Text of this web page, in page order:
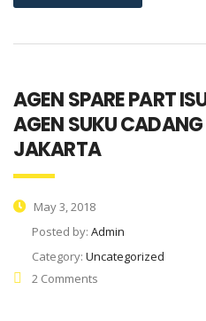
AGEN SPARE PART
AGEN SUKU CADANG
JAKARTA
May 3, 2018
Posted by: Admin
Category: Uncategorized
2 Comments